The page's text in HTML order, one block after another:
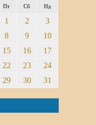
Пт Сб Нд
1 2
3
8 9
10
15 16
17
22 23
24
29 30 31